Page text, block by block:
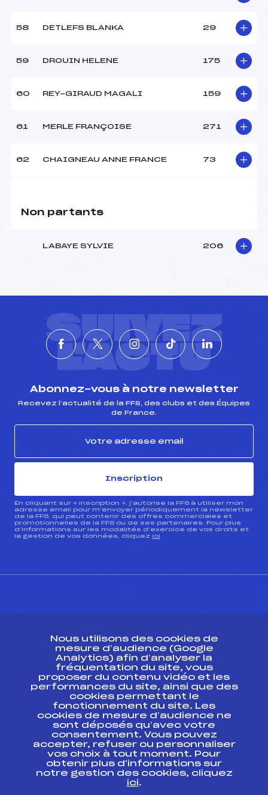
58 DETLEFS BLANKA 29
59 DROUIN HELENE 175
60 REY-GIRAUD MAGALI 159
61 MERLE FRANÇOISE 271
62 CHAIGNEAU ANNE FRANCE 73
Non partants
LABAYE SYLVIE 206
SUIVEZ
L'ACTU
Abonnez-vous à notre newsletter
Recevez l’actualité de la FFS, des clubs et des Équipes
de France.
Inscription
En cliquant sur « inscription », j’autorise la FFS à utiliser mon
adresse email pour m’envoyer périodiquement la newsletter
de la FFS, qui peut contenir des offres commerciales et
promotionnelles de la FFS ou de ses partenaires. Pour plus
d’informations sur les modalités d’exercice de vos droits et
la gestion de vos données, cliquez ici
Ressources
Pass’Neige
Projet sportif fédéral
Projet de performance fédéral
Antidopage
Pôle Développement, Formation, Suivi
Scientifique
Listes ministérielles
Pôle vie de l’athlète
Enseignement professionnel
Nous utilisons des cookies de
mesure d’audience (Google
Analytics) afin d’analyser la
fréquentation du site, vous
proposer du contenu vidéo et les
performances du site, ainsi que des
cookies permettant le
fonctionnement du site. Les
cookies de mesure d’audience ne
sont déposés qu’avec votre
consentement. Vous pouvez
accepter, refuser ou personnaliser
vos choix à tout moment. Pour
obtenir plus d'informations sur
notre gestion des cookies, cliquez
ici.